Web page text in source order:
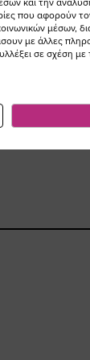
και την
που αφορούν
μέσων,
με άλλες
σε σχέση